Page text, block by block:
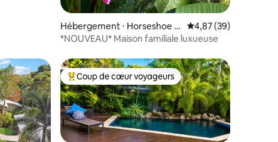
Hébergement ⋅ Horseshoe B
ay
Évaluation moyenne
4,87 (39)
*NOUVEAU* Maison familiale luxueuse
Coups de cœur voyageurs les plus appréciés
Coup de cœur voyageurs